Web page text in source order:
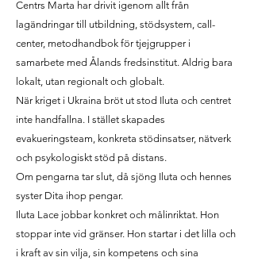
Centrs Marta har drivit igenom allt från
lagändringar till utbildning, stödsystem, call-
center, metodhandbok för tjejgrupper i
samarbete med Ålands fredsinstitut. Aldrig bara
lokalt, utan regionalt och globalt.
När kriget i Ukraina bröt ut stod Iluta och centret
inte handfallna. I stället skapades
evakueringsteam, konkreta stödinsatser, nätverk
och psykologiskt stöd på distans.
Om pengarna tar slut, då sjöng Iluta och hennes
syster Dita ihop pengar.
Iluta Lace jobbar konkret och målinriktat. Hon
stoppar inte vid gränser. Hon startar i det lilla och
i kraft av sin vilja, sin kompetens och sina